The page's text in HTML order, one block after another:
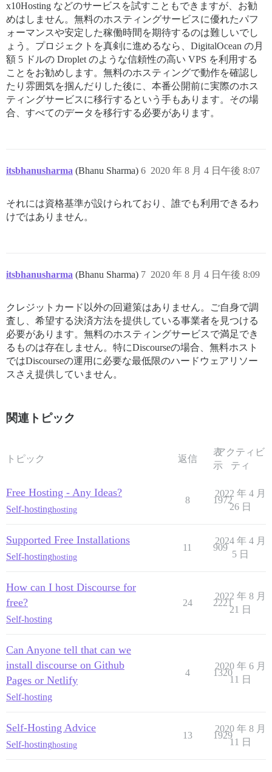
x10Hosting などのサービスを試すこともできますが、お勧
めはしません。無料のホスティングサービスに優れたパフ
ォーマンスや安定した稼働時間を期待するのは難しいでし
ょう。プロジェクトを真剣に進めるなら、DigitalOcean の月
額 5 ドルの Droplet のような信頼性の高い VPS を利用する
ことをお勧めします。無料のホスティングで動作を確認し
たり雰囲気を掴んだりした後に、本番公開前に実際のホス
ティングサービスに移行するという手もあります。その場
合、すべてのデータを移行する必要があります。
itsbhanusharma (Bhanu Sharma) 2020 年 8 月 4 日午後 8:07
6
それには資格基準が設けられており、誰でも利用できるわ
けではありません。
itsbhanusharma (Bhanu Sharma) 2020 年 8 月 4 日午後 8:09
7
クレジットカード以外の回避策はありません。ご自身で調
査し、希望する決済方法を提供している事業者を見つける
必要があります。無料のホスティングサービスで満足でき
るものは存在しません。特にDiscourseの場合、無料ホスト
ではDiscourseの運用に必要な最低限のハードウェアリソー
スさえ提供していません。
関連トピック
トピック 返信
表
示
アクティビ
ティ
Free Hosting - Any Ideas?
Self-hostinghosting
8 1972
2022 年 4 月
26 日
Supported Free Installations
Self-hostinghosting
11 909
2024 年 4 月
5 日
How can I host Discourse for
free?
Self-hosting
24 2221
2022 年 8 月
21 日
Can Anyone tell that can we
install discourse on Github
Pages or Netlify
Self-hosting
4 1320
2020 年 6 月
11 日
Self-Hosting Advice
Self-hostinghosting
13 1929
2020 年 8 月
11 日